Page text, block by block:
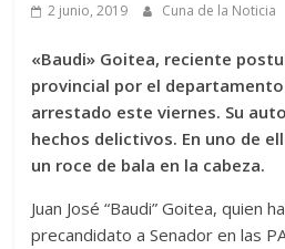
2 junio, 2019 Cuna de la Noticia
«Baudi» Goitea, reciente
provincial por el
arrestado este viernes. Su
hechos delictivos. En uno de
un roce de bala en la cabeza.
Juan José “Baudi” Goitea, quien
precandidato a Senador en las